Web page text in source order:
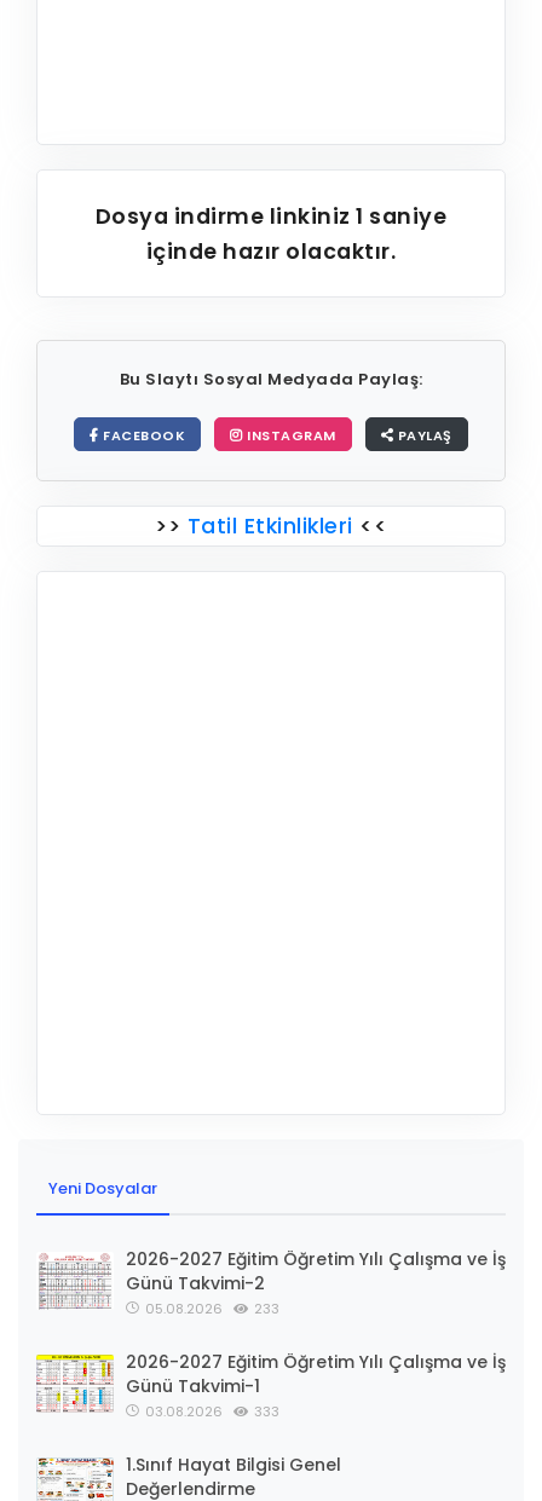
Dosya indirme linkiniz1 saniye
içinde hazır olacaktır.
Bu Slaytı Sosyal Medyada Paylaş:
FACEBOOK INSTAGRAM PAYLAŞ
>> Tatil Etkinlikleri <<
Yeni Dosyalar
2026-2027 Eğitim Öğretim Yılı Çalışma ve İş
Günü Takvimi-2
05.08.2026 233
2026-2027 Eğitim Öğretim Yılı Çalışma ve İş
Günü Takvimi-1
03.08.2026 333
1.Sınıf Hayat Bilgisi Genel
Değerlendirme